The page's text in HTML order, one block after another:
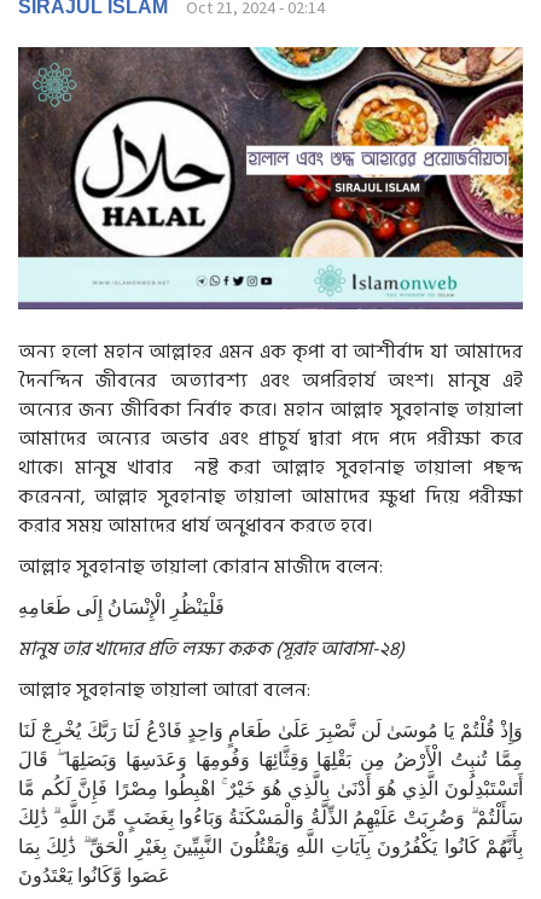
g
t
i
o
n
SIRAJUL ISLAM Oct 21, 2024 - 02:14
অন্য হলো মহান আল্লাহর এমন এক কৃপা বা আশীর্বাদ যা আমাদের
দৈনন্দিন জীবনের অত্যাবশ্য এবং অপরিহার্য অংশ। মানুষ এই
অন্যের জন্য জীবিকা নির্বাহ করে। মহান আল্লাহ সুবহানাহু তায়ালা
আমাদের অন্যের অভাব এবং প্রাচুর্য দ্বারা পদে পদে পরীক্ষা করে
থাকে। মানুষ খাবার নষ্ট করা আল্লাহ সুবহানাহু তায়ালা পছন্দ
করেননা, আল্লাহ সুবহানাহু তায়ালা আমাদের ক্ষুধা দিয়ে পরীক্ষা
করার সময় আমাদের ধার্য অনুধাবন করতে হবে।
আল্লাহ সুবহানাহু তায়ালা কোরান মাজীদে বলেন:
فَلْيَنْظُرِ الْإِنْسَانُإِلَى طَعَامِهِ
মানুষ তার খাদ্যের প্রতি লক্ষ্য করুক (সূরাহ আবাসা-২৪)
আল্লাহ সুবহানাহু তায়ালা আরো বলেন:
وَإِذْ قُلْتُمْ يَا مُوسَىٰ لَن نَّصْبِرَ عَلَىٰ طَعَامٍ وَاحِدٍ فَادْعُ لَنَا رَبَّكَ يُخْرِجْلَنَا
مِمَّا تُنبِتُ الْأَرْضُ مِن بَقْلِهَا وَقِثَّائِهَا وَفُومِهَا وَعَدَسِهَا وَبَصَلِهَا قَالَ
أَتَسْتَبْدِلُونَ الَّذِي هُوَ أَدْنَىٰ بِالَّذِي هُوَ خَيْرٌ اهْبِطُوا مِصْرًا فَإِنَّ لَكُم مَّا
سَأَلْتُمْ وَضُرِبَتْ عَلَيْهِمُ الذِّلَّةُ وَالْمَسْكَنَةُ وَبَاءُوا بِغَضَبٍ مِّنَ اللَّهِ ذَٰلِكَ
بِأَنَّهُمْ كَانُوا يَكْفُرُونَ بِآيَاتِ اللَّهِ وَيَقْتُلُونَ النَّبِيِّينَ بِغَيْرِ الْحَقِّ ذَٰلِكَ بِمَا
عَصَوا وَّكَانُوايَعْتَدُونَ